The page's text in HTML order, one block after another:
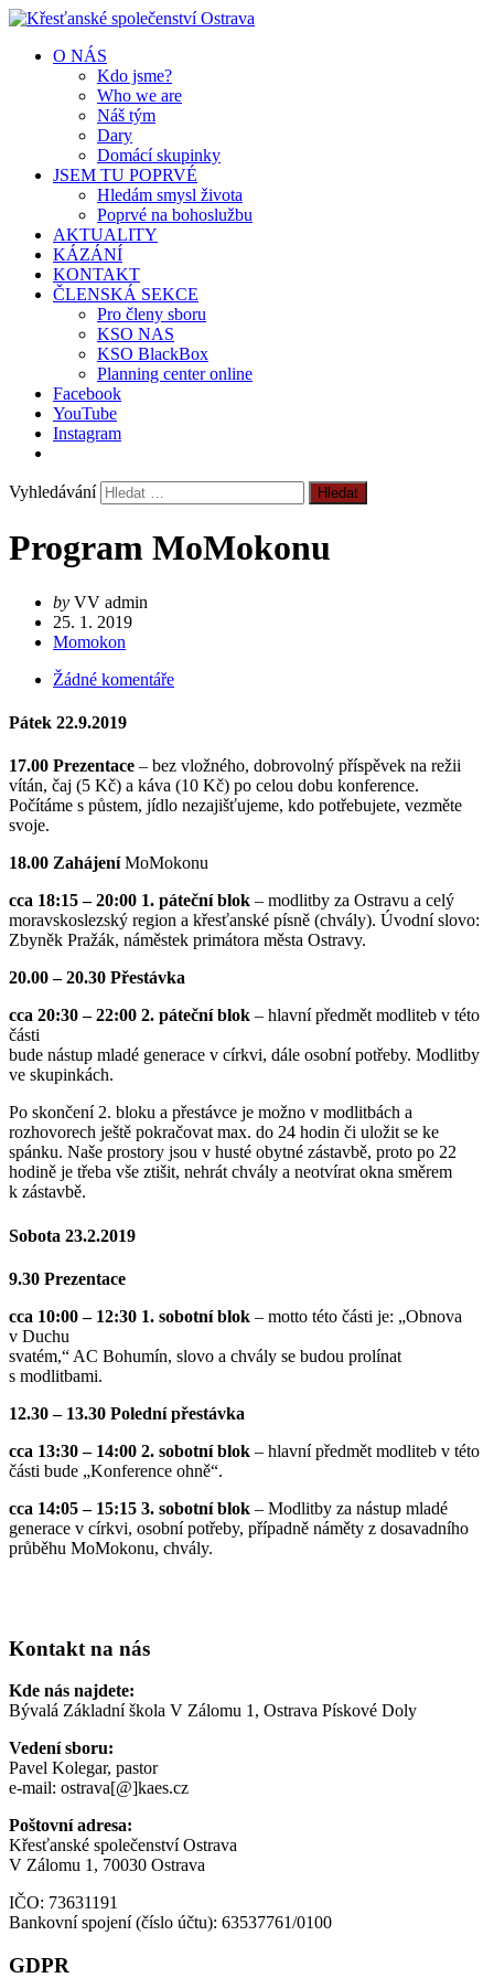
O NÁS
Kdo jsme?
Who we are
Náš tým
Dary
Domácí skupinky
JSEM TU POPRVÉ
Hledám smysl života
Poprvé na bohoslužbu
AKTUALITY
KÁZÁNÍ
KONTAKT
ČLENSKÁ SEKCE
Pro členy sboru
KSO NAS
KSO BlackBox
Planning center online
Facebook
YouTube
Instagram
Vyhledávání
Program MoMokonu
by VV admin
25. 1. 2019
Momokon
Žádné komentáře
Pátek 22.9.2019
17.00 Prezentace – bez vložného, dobrovolný příspěvek na režii
vítán, čaj (5 Kč) a káva (10 Kč) po celou dobu konference.
Počítáme s půstem, jídlo nezajišťujeme, kdo potřebujete, vezměte
svoje.
18.00 ZahájeníMoMokonu
cca 18:15 – 20:00 1. páteční blok – modlitby za Ostravu a celý
moravskoslezský region a křesťanské písně (chvály). Úvodní slovo:
Zbyněk Pražák, náměstek primátora města Ostravy.
20.00 – 20.30 Přestávka
cca 20:30 – 22:00 2. páteční blok – hlavní předmět modliteb v této
části
bude nástup mladé generace v církvi, dále osobní potřeby. Modlitby
ve skupinkách.
Po skončení 2. bloku a přestávce je možno v modlitbách a
rozhovorech ještě pokračovat max. do 24 hodin či uložit se ke
spánku. Naše prostory jsou v husté obytné zástavbě, proto po 22
hodině je třeba vše ztišit, nehrát chvály a neotvírat okna směrem
k zástavbě.
Sobota 23.2.2019
9.30 Prezentace
cca 10:00 – 12:30 1. sobotní blok – motto této části je: „Obnova
v Duchu
svatém,“ AC Bohumín, slovo a chvály se budou prolínat
s modlitbami.
12.30 – 13.30 Polední přestávka
cca 13:30 – 14:00 2. sobotní blok – hlavní předmět modliteb v této
části bude „Konference ohně“.
cca 14:05 – 15:15 3. sobotní blok – Modlitby za nástup mladé
generace v církvi, osobní potřeby, případně náměty z dosavadního
průběhu MoMokonu, chvály.
Kontakt na nás
Kde nás najdete:
Bývalá Základní škola V Zálomu 1, Ostrava Pískové Doly
Vedení sboru:
Pavel Kolegar, pastor
e-mail: ostrava[@]kaes.cz
Poštovní adresa:
Křesťanské společenství Ostrava
V Zálomu 1, 70030 Ostrava
IČO: 73631191
Bankovní spojení (číslo účtu): 63537761/0100
GDPR